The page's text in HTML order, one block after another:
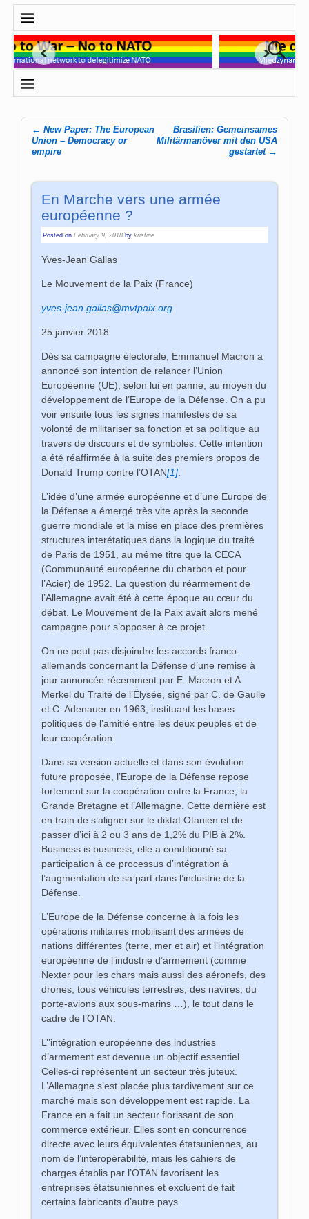
Post navigation
← New Paper: The European
Union – Democracy or
empire
Brasilien: Gemeinsames
Militärmanöver mit den USA
gestartet →
En Marche vers une armée
européenne ?
Posted onFebruary 9, 2018 bykristine
Yves-Jean Gallas
Le Mouvement de la Paix (France)
yves-jean.gallas@mvtpaix.org
25 janvier 2018
Dès sa campagne électorale, Emmanuel Macron a
annoncé son intention de relancer l’Union
Européenne (UE), selon lui en panne, au moyen du
développement de l’Europe de la Défense. On a pu
voir ensuite tous les signes manifestes de sa
volonté de militariser sa fonction et sa politique au
travers de discours et de symboles. Cette intention
a été réaffirmée à la suite des premiers propos de
Donald Trump contre l’OTAN[1]
L’idée d’une armée européenne et d’une Europe de
la Défense a émergé très vite après la seconde
guerre mondiale et la mise en place des premières
structures interétatiques dans la logique du traité
de Paris de 1951, au même titre que la CECA
(Communauté européenne du charbon et pour
l’Acier) de 1952. La question du réarmement de
l’Allemagne avait été à cette époque au cœur du
débat. Le Mouvement de la Paix avait alors mené
campagne pour s’opposer à ce projet.
On ne peut pas disjoindre les accords franco-
allemands concernant la Défense d’une remise à
jour annoncée récemment par E. Macron et A.
Merkel du Traité de l’Élysée, signé par C. de Gaulle
et C. Adenauer en 1963, instituant les bases
politiques de l’amitié entre les deux peuples et de
leur coopération.
Dans sa version actuelle et dans son évolution
future proposée, l’Europe de la Défense repose
fortement sur la coopération entre la France, la
Grande Bretagne et l’Allemagne. Cette dernière est
en train de s’aligner sur le diktat Otanien et de
passer d’ici à 2 ou 3 ans de 1,2% du PIB à 2%.
Business is business, elle a conditionné sa
participation à ce processus d’intégration à
l’augmentation de sa part dans l’industrie de la
Défense.
L’Europe de la Défense concerne à la fois les
opérations militaires mobilisant des armées de
nations différentes (terre, mer et air) et l’intégration
européenne de l’industrie d’armement (comme
Nexter pour les chars mais aussi des aéronefs, des
drones, tous véhicules terrestres, des navires, du
porte-avions aux sous-marins …), le tout dans le
cadre de l’OTAN.
L’’intégration européenne des industries
d’armement est devenue un objectif essentiel.
Celles-ci représentent un secteur très juteux.
L’Allemagne s’est placée plus tardivement sur ce
marché mais son développement est rapide. La
France en a fait un secteur florissant de son
commerce extérieur. Elles sont en concurrence
directe avec leurs équivalentes étatsuniennes, au
nom de l’interopérabilité, mais les cahiers de
charges établis par l’OTAN favorisent les
entreprises étatsuniennes et excluent de fait
certains fabricants d’autre pays.